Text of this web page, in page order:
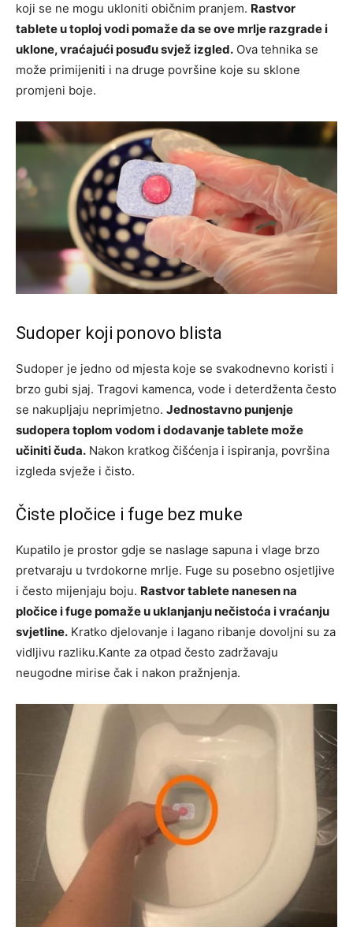
koji se ne mogu ukloniti običnim pranjem. Rastvor
tablete u toploj vodi pomaže da se ove mrlje razgrade i
uklone, vraćajući posuđu svjež izgled. Ova tehnika se
može primijeniti i na druge površine koje su sklone
promjeni boje.
Sudoper koji ponovo blista
Sudoper je jedno od mjesta koje se svakodnevno koristi i
brzo gubi sjaj. Tragovi kamenca, vode i deterdženta često
se nakupljaju neprimjetno. Jednostavno punjenje
sudopera toplom vodom i dodavanje tablete može
učiniti čuda. Nakon kratkog čišćenja i ispiranja, površina
izgleda svježe i čisto.
Čiste pločice i fuge bez muke
Kupatilo je prostor gdje se naslage sapuna i vlage brzo
pretvaraju u tvrdokorne mrlje. Fuge su posebno osjetljive
i često mijenjaju boju. Rastvor tablete nanesen na
pločice i fuge pomaže u uklanjanju nečistoća i vraćanju
svjetline. Kratko djelovanje i lagano ribanje dovoljni su za
vidljivu razliku.Kante za otpad često zadržavaju
neugodne mirise čak i nakon pražnjenja.